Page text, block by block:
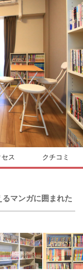
ス クチコミ
マンガに囲まれた